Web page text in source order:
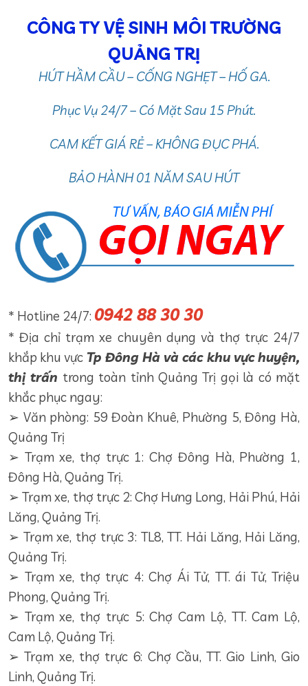
CÔNG TY VỆ SINH MÔI TRƯỜNG
QUẢNG TRỊ
HÚT HẦM CẦU – CỐNG NGHẸT – HỐ GA.
Phục Vụ 24/7 – Có Mặt Sau 15 Phút.
CAM KẾT GIÁ RẺ – KHÔNG ĐỤC PHÁ.
BẢO HÀNH 01 NĂM SAU HÚT
* Hotline 24/7: 0942 88 30 30
* Địa chỉ trạm xe chuyên dụng và thợ trực 24/7
khắp khu vực Tp Đông Hà và các khu vực huyện,
thị trấn trong toàn tỉnh Quảng Trị gọi là có mặt
khắc phục ngay:
➢ Văn phòng: 59 Đoàn Khuê, Phường 5, Đông Hà,
Quảng Trị
➢ Trạm xe, thợ trực 1: Chợ Đông Hà, Phường 1,
Đông Hà, Quảng Trị.
➢ Trạm xe, thợ trực 2: Chợ Hưng Long, Hải Phú, Hải
Lăng, Quảng Trị.
➢ Trạm xe, thợ trực 3: TL8, TT. Hải Lăng, Hải Lăng,
Quảng Trị.
➢ Trạm xe, thợ trực 4: Chợ Ái Tử, TT. ái Tử, Triệu
Phong, Quảng Trị.
➢ Trạm xe, thợ trực 5: Chợ Cam Lộ, TT. Cam Lộ,
Cam Lộ, Quảng Trị.
➢ Trạm xe, thợ trực 6: Chợ Cầu, TT. Gio Linh, Gio
Linh, Quảng Trị.